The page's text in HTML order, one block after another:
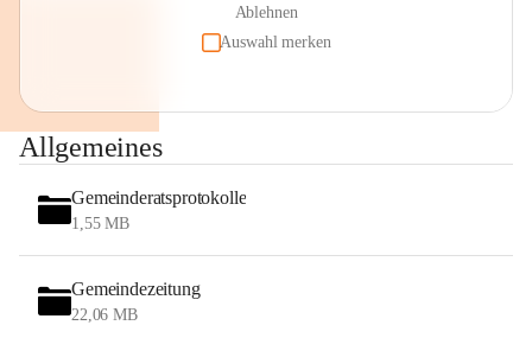
Ablehnen
Auswahl merken
Allgemeines
Gemeinderatsprotokolle
1,55 MB
Gemeindezeitung
22,06 MB